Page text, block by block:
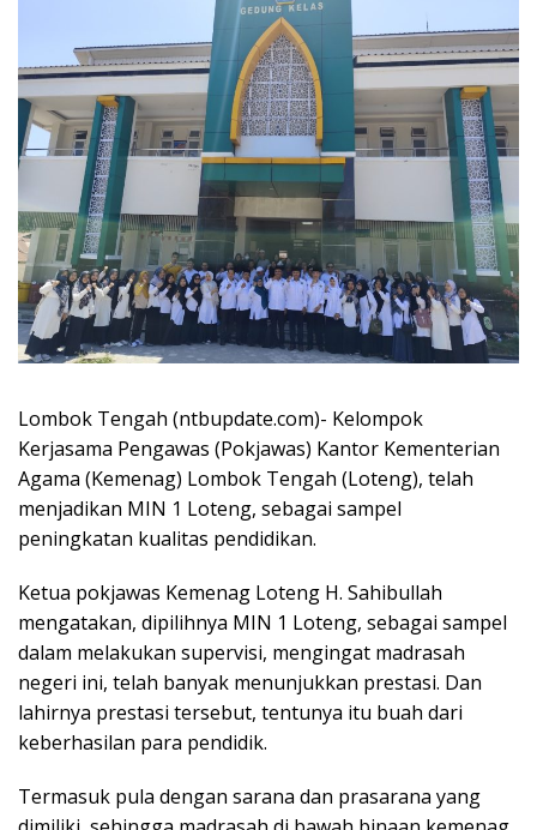
Lombok Tengah (ntbupdate.com)- Kelompok
Kerjasama Pengawas (Pokjawas) Kantor Kementerian
Agama (Kemenag) Lombok Tengah (Loteng), telah
menjadikan MIN 1 Loteng, sebagai sampel
peningkatan kualitas pendidikan.
Ketua pokjawas Kemenag Loteng H. Sahibullah
mengatakan, dipilihnya MIN 1 Loteng, sebagai sampel
dalam melakukan supervisi, mengingat madrasah
negeri ini, telah banyak menunjukkan prestasi. Dan
lahirnya prestasi tersebut, tentunya itu buah dari
keberhasilan para pendidik.
Termasuk pula dengan sarana dan prasarana yang